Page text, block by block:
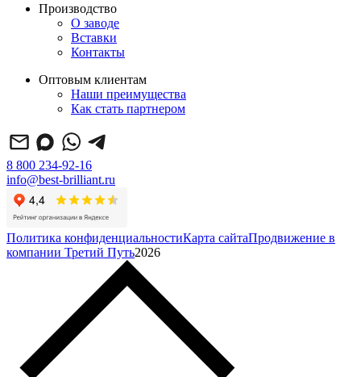
Производство
О заводе
Вставки
Контакты
Оптовым клиентам
Наши преимущества
Как стать партнером
8 800 234-92-16
info@best-brilliant.ru
Политика конфиденциальностиКарта сайтаПродвижение в
компании Третий Путь2026